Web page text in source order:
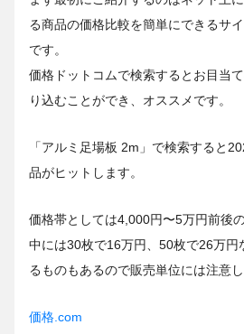
る商品の価格比較を簡単にできるサ
です。
価格ドットコムで検索するとお目当
り込むことができ、オススメです。
「アルミ足場板 2m」で検索すると
品がヒットします。
価格帯としては4,000円〜5万円前後
中には30枚で16万円、50枚で26万円
るものもあるので販売単位には注意し
価格.com